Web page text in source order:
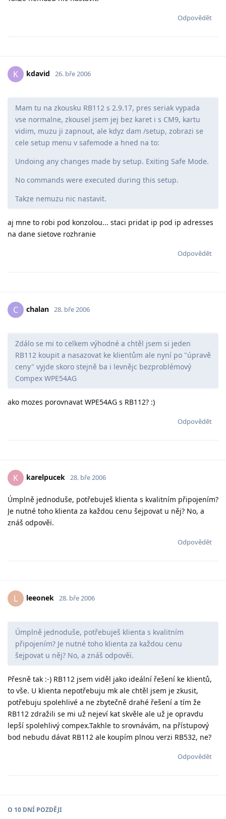
Odpovědět
K kdavid 26. bře 2006
Mam tu na zkousku RB112 s 2.9.17, pres seriak vypada
vse normalne, zkousel jsem jej bez karet i s CM9, kartu
vidim, muzu ji zapnout, ale kdyz dam /setup, zobrazi se
cele setup menu v safemode a hned na to:
Undoing any changes made by setup. Exiting Safe Mode.
No commands were executed during this setup.
Takze nemuzu nic nastavit.
aj mne to robi pod konzolou... staci pridat ip pod ip adresses
na dane sietove rozhranie
Odpovědět
C chalan 28. bře 2006
Zdálo se mi to celkem výhodné a chtěl jsem si jeden
RB112 koupit a nasazovat ke klientům ale nyní po "úpravě
ceny" vyjde skoro stejně ba i levnějc bezproblémový
Compex WPE54AG
ako mozes porovnavat WPE54AG s RB112? :)
Odpovědět
K karelpucek 28. bře 2006
Úmplně jednoduše, potřebuješ klienta s kvalitním připojením?
Je nutné toho klienta za každou cenu šejpovat u něj? No, a
znáš odpověï.
Odpovědět
L leeonek 28. bře 2006
Úmplně jednoduše, potřebuješ klienta s kvalitním
připojením? Je nutné toho klienta za každou cenu
šejpovat u něj? No, a znáš odpověï.
Přesně tak :-) RB112 jsem viděl jako ideální řešení ke klientů,
to vše. U klienta nepotřebuju mk ale chtěl jsem je zkusit,
potřebuju spolehlivé a ne zbytečně drahé řešení a tím že
RB112 zdražili se mi už nejeví kat skvěle ale už je opravdu
lepší spolehlivý compex.Takhle to srovnávám, na přístupový
bod nebudu dávat RB112 ale koupím plnou verzi RB532, ne?
Odpovědět
O 10 DNÍ POZDĚJI